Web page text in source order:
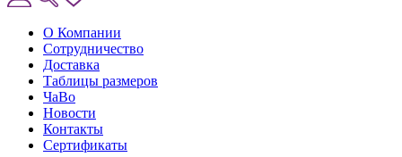
О Компании
Сотрудничество
Доставка
Таблицы размеров
ЧаВо
Новости
Контакты
Сертификаты